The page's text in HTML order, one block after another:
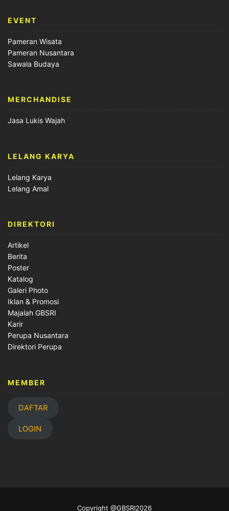
EVENT
Pameran Wisata
Pameran Nusantara
Sawala Budaya
MERCHANDISE
Jasa Lukis Wajah
LELANG KARYA
Lelang Karya
Lelang Amal
DIREKTORI
Artikel
Berita
Poster
Katalog
Galeri Photo
Iklan & Promosi
Majalah GBSRI
Karir
Perupa Nusantara
Direktori Perupa
MEMBER
DAFTAR
LOGIN
Copyright @GBSRI2026